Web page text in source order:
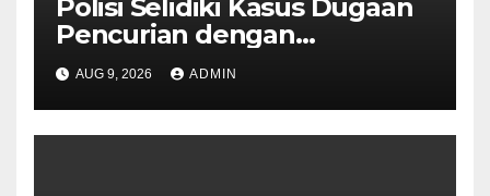
Polisi Selidiki Kasus Dugaan
Pencurian dengan
Kekerasan di Counter HP
Royal Phone Ambarawa.
AUG 9, 2026 ADMIN